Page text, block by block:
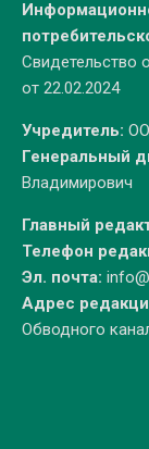
от 22.02.2024
Учредитель:
Генеральный
Владимирович
Главный
Телефон
Эл. почта:
Адрес
Обводного